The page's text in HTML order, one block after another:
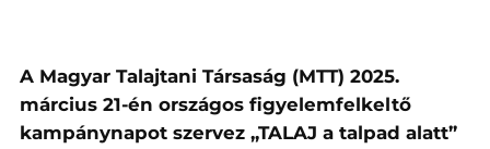
A Magyar Talajtani Társaság (MTT) 2025.
március 21-én országos figyelemfelkeltő
kampánynapot szervez „TALAJ a talpad alatt”